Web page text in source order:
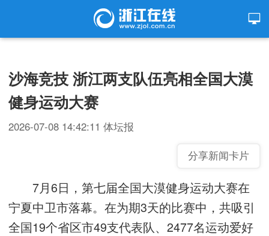
沙海竞技 浙江两支队伍亮相全国大漠
健身运动大赛
2026-07-08 14:42:11 体坛报
分享新闻卡片
7月6日，第七届全国大漠健身运动大赛在
宁夏中卫市落幕。在为期3天的比赛中，共吸引
全国19个省区市49支代表队、2477名运动爱好